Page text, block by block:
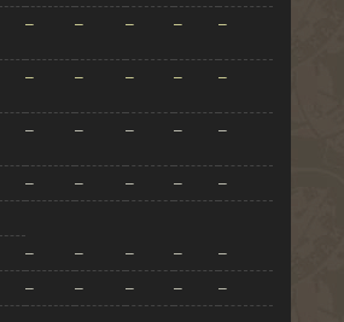
– – – – –
– – – – –
– – – – –
– – – – –
– – – – –
– – – – –